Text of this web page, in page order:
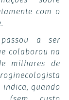
com o
a ser
colaborou na
milhares de
indica, quando